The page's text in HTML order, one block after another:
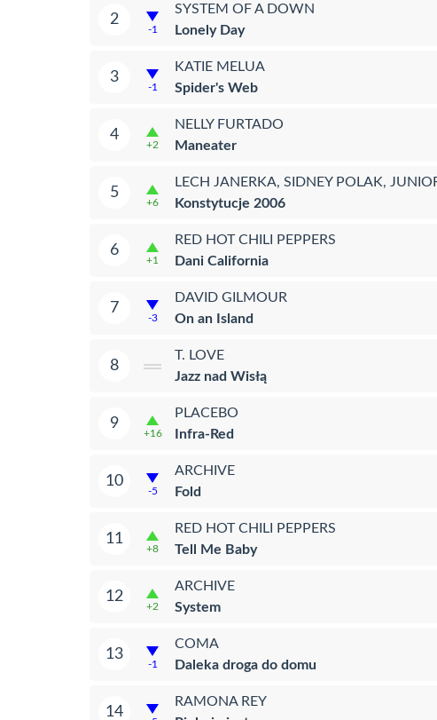
2
-1
SYSTEM OF A DOWN
Lonely Day
3
-1
KATIE MELUA
Spider's Web
4
+2
NELLY FURTADO
Maneater
5
+6
LECH JANERKA, SIDNEY POLAK,
Konstytucje 2006
6
+1
RED HOT CHILI PEPPERS
Dani California
7
-3
DAVID GILMOUR
On an Island
8
T. LOVE
Jazz nad Wisłą
9
+16
PLACEBO
Infra-Red
10
-5
ARCHIVE
Fold
11
+8
RED HOT CHILI PEPPERS
Tell Me Baby
12
+2
ARCHIVE
System
13
-1
COMA
Daleka droga do domu
14
RAMONA REY